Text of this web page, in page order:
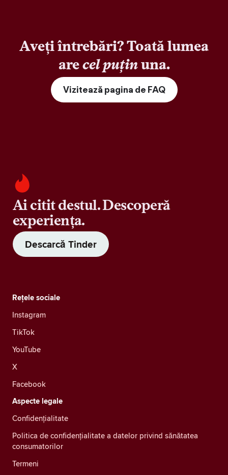
Aveți întrebări? Toată lumea
arecel puținuna.
Vizitează pagina de FAQ
Ai citit destul. Descoperă
experiența.
Descarcă Tinder
Rețele sociale
Instagram
TikTok
YouTube
X
Facebook
Aspecte legale
Confidenţialitate
Politica de confidențialitate a datelor privind sănătatea
consumatorilor
Termeni